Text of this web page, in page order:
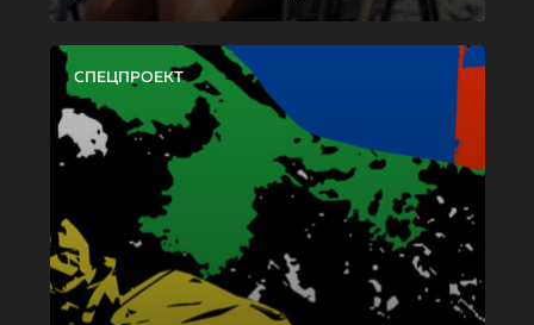
СПЕЦПРОЕКТ